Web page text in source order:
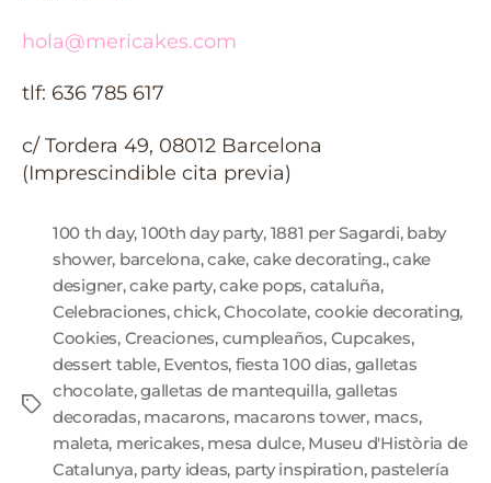
hola@mericakes.com
tlf: 636 785 617
c/ Tordera 49, 08012 Barcelona
(Imprescindible cita previa)
100 th day, 100th day party, 1881 per Sagardi, baby
shower, barcelona,cake, cake decorating.,cake
designer,cake party,cake pops, cataluña,
Celebraciones,chick,Chocolate, cookie decorating,
Cookies, Creaciones, cumpleaños, Cupcakes,
dessert table, Eventos, fiesta 100 dias, galletas
chocolate,galletas de mantequilla, galletas
decoradas, macarons, macarons tower, macs,
maleta, mericakes, mesa dulce, Museu d'Història de
Catalunya, party ideas, party inspiration, pastelería